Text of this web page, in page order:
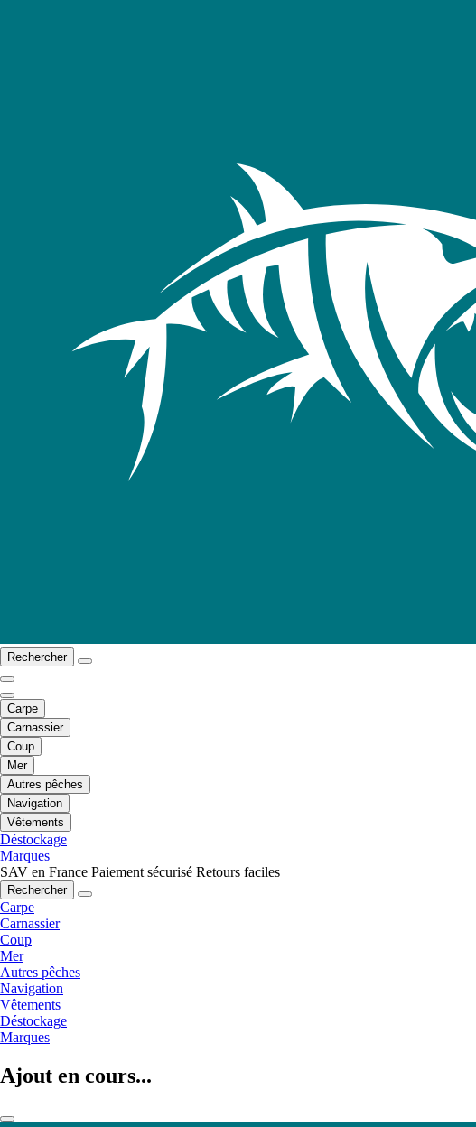
Rechercher
Carpe
Carnassier
Coup
Mer
Autres pêches
Navigation
Vêtements
Déstockage
Marques
SAV en France Paiement sécurisé Retours faciles
Rechercher
Carpe
Carnassier
Coup
Mer
Autres pêches
Navigation
Vêtements
Déstockage
Marques
Ajout en cours...